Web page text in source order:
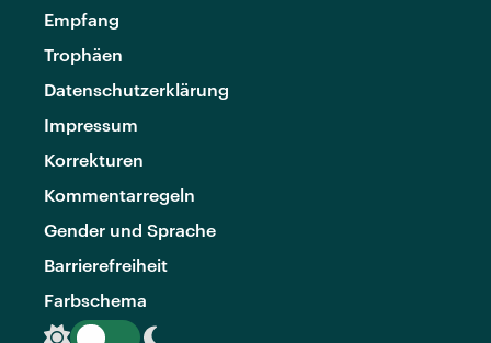
Empfang
Trophäen
Datenschutzerklärung
Impressum
Korrekturen
Kommentarregeln
Gender und Sprache
Barrierefreiheit
Farbschema